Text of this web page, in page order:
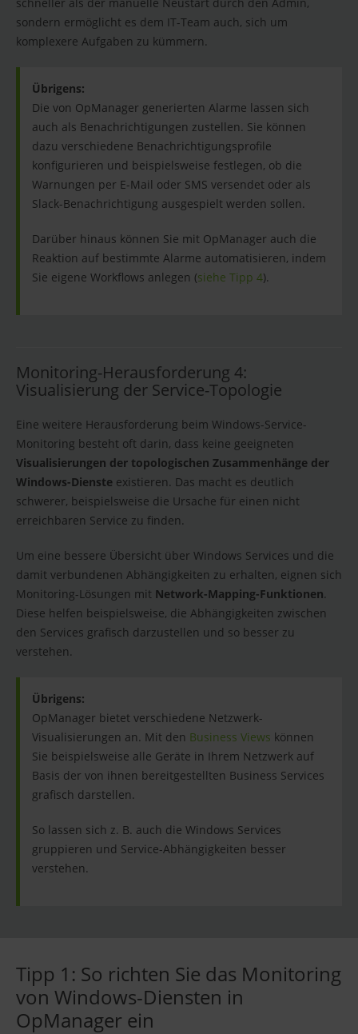
sondern ermöglicht es dem IT-Team auch, sich um
komplexere Aufgaben zu kümmern.
Übrigens:
Die von OpManager generierten Alarme lassen sich
auch als Benachrichtigungen zustellen. Sie können
dazu verschiedene Benachrichtigungsprofile
konfigurieren und beispielsweise festlegen, ob die
Warnungen per E-Mail oder SMS versendet oder als
Slack-Benachrichtigung ausgespielt werden sollen.
Darüber hinaus können Sie mit OpManager auch die
Reaktion auf bestimmte Alarme automatisieren, indem
Sie eigene Workflows anlegen (siehe Tipp 4).
Monitoring-Herausforderung 4:
Visualisierung der Service-Topologie
Eine weitere Herausforderung beim Windows-Service-
Monitoring besteht oft darin, dass keine geeigneten
Visualisierungen der topologischen Zusammenhänge der
Windows-Dienste existieren. Das macht es deutlich
schwerer, beispielsweise die Ursache für einen nicht
erreichbaren Service zu finden.
Um eine bessere Übersicht über Windows Services und die
damit verbundenen Abhängigkeiten zu erhalten, eignen sich
Monitoring-Lösungen mit Network-Mapping-Funktionen.
Diese helfen beispielsweise, die Abhängigkeiten zwischen
den Services grafisch darzustellen und so besser zu
verstehen.
Übrigens:
OpManager bietet verschiedene Netzwerk-
Visualisierungen an. Mit den Business Views können
Sie beispielsweise alle Geräte in Ihrem Netzwerk auf
Basis der von ihnen bereitgestellten Business Services
grafisch darstellen.
So lassen sich z. B. auch die Windows Services
gruppieren und Service-Abhängigkeiten besser
verstehen.
Tipp 1: So richten Sie das Monitoring
von Windows-Diensten in
OpManager ein